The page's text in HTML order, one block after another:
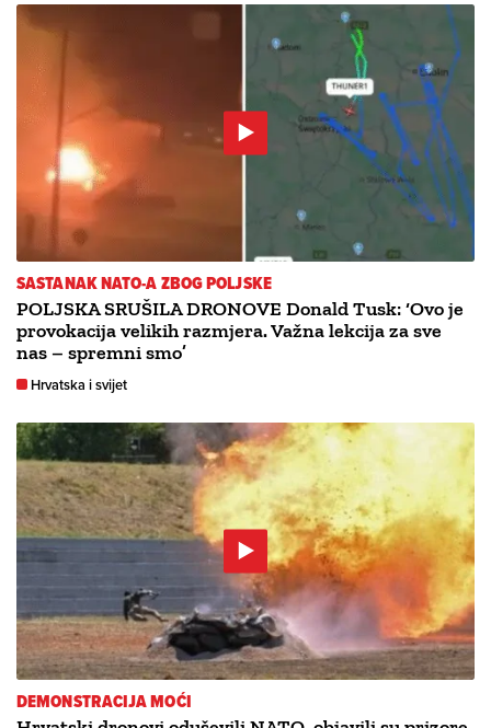
SASTANAK NATO-A ZBOG POLJSKE
POLJSKA SRUŠILA DRONOVE Donald Tusk: ‘Ovo je
provokacija velikih razmjera. Važna lekcija za sve
nas – spremni smo’
Hrvatska i svijet
DEMONSTRACIJA MOĆI